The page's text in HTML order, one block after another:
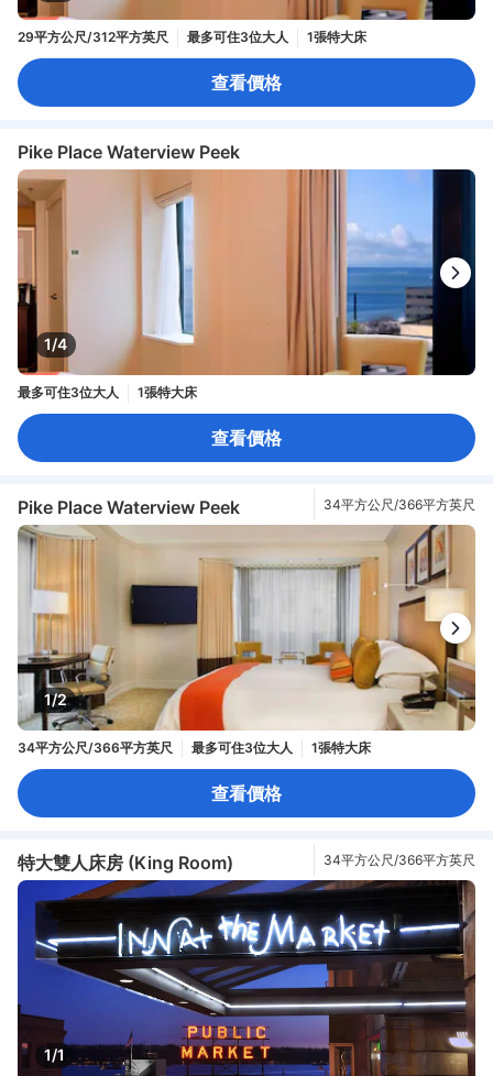
29平方公尺/312平方英尺 最多可住3位大人 1張特大床
查看價格
Pike Place Waterview Peek
1/4
最多可住3位大人 1張特大床
查看價格
Pike Place Waterview Peek 34平方公尺/366平方英尺
1/2
34平方公尺/366平方英尺 最多可住3位大人 1張特大床
查看價格
特大雙人床房 (King Room) 34平方公尺/366平方英尺
1/1